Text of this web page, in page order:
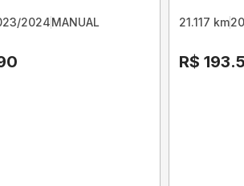
2024MANUAL 21.117 km
R$